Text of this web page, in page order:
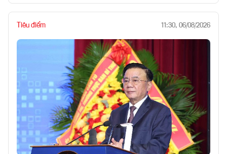
Tiêu điểm 11:30, 06/08/2026